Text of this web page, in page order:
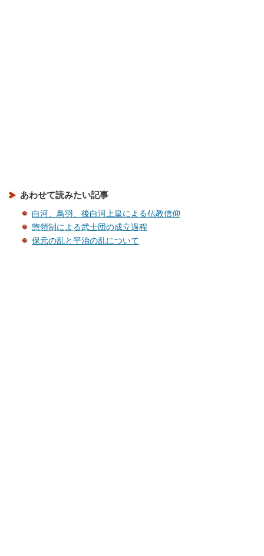
あわせて読みたい記事
白河、鳥羽、後白河上皇による仏教信仰
惣領制による武士団の成立過程
保元の乱と平治の乱について